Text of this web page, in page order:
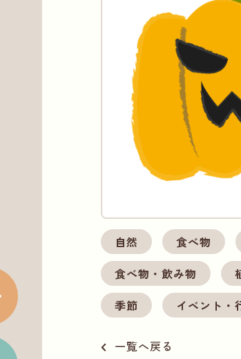
自然 食べ物
食べ物・飲み物
季節
イベント・
一覧へ戻る